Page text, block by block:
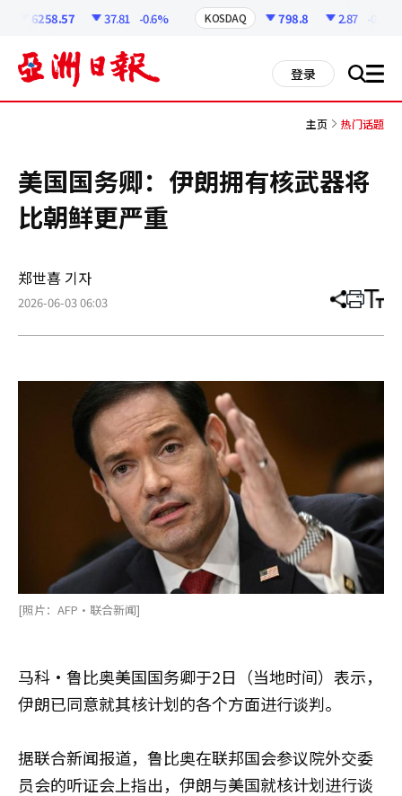
6258.57 37.81 -0.6% KOSDAQ 798.8 2.87 -0.36%
登录 搜 all
主页 热门话题
美国国务卿：伊朗拥有核武器将
比朝鲜更严重
郑世喜 기자
2026-06-03 06:03 分
章
打 调
小
[照片：AFP·联合新闻]
马科·鲁比奥美国国务卿于2日（当地时间）表示，
伊朗已同意就其核计划的各个方面进行谈判。
据联合新闻报道，鲁比奥在联邦国会参议院外交委
员会的听证会上指出，伊朗与美国就核计划进行谈